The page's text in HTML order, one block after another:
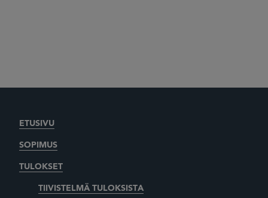
ETUSIVU
SOPIMUS
TULOKSET
TIIVISTELMÄ TULOKSISTA